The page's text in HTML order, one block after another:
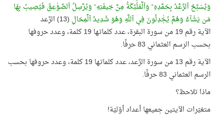
وَيُسَبِّحُ ٱلرَّعۡدُ بِحَمۡدِهِۦ وَٱلۡمَلَٰٓئِكَةُ مِنۡ خِيفَتِهِۦ وَيُرۡسِلُ ٱلصَّوَٰعِقَ فَيُصِيبُ بِهَا
مَن يَشَآءُ وَهُمۡ يُجَٰدِلُونَ فِي ٱللَّهِ وَهُوَ شَدِيدُ ٱلۡمِحَالِ (13) الرَّعد
الآية رقم 19 من سورة البقرة، عدد كلماتـها 19 كلمة، وعدد حروفها
بحسب الرسم العثماني 83 حرفًا.
الآية رقم 13 من سورة الرَّعد، عدد كلماتـها 19 كلمة، وعدد حروفها بحسب
الرسم العثماني 83 حرفًا.
ماذا تلاحظ؟
متغيّرات الآيتين جميعها أعداد أوّليّة!